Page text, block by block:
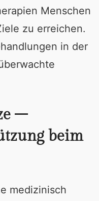
Menschen
zu erreichen.
in der
–
beim
medizinisch